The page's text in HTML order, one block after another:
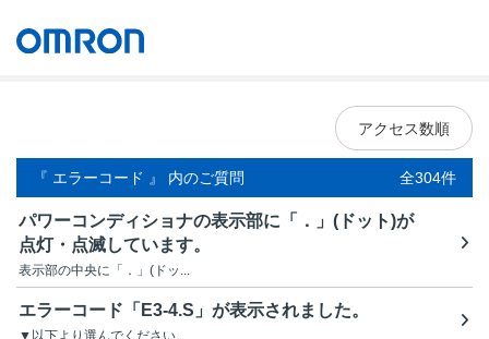
アクセス数順
『 エラーコード 』 内のご質問 全304件
パワーコンディショナの表示部に「．」(ドット)が
点灯・点滅しています。
表示部の中央に「．」(ドッ...
エラーコード「E3-4.S」が表示されました。
▼以下より選んでください。